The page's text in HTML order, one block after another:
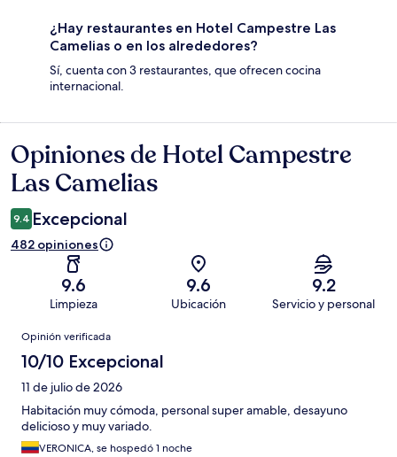
¿Hay restaurantes en Hotel Campestre Las
Camelias o en los alrededores?
Sí, cuenta con 3 restaurantes, que ofrecen cocina
internacional.
Opiniones
Opiniones de Hotel Campestre
Las Camelias
9.4 Excepcional
482 opiniones
9.6
Limpieza
9.6
Ubicación
9.2
Servicio y personal
Opiniones
Opinión verificada
10/10 Excepcional
11 de julio de 2026
Habitación muy cómoda, personal super amable, desayuno
delicioso y muy variado.
VERONICA, se hospedó 1 noche